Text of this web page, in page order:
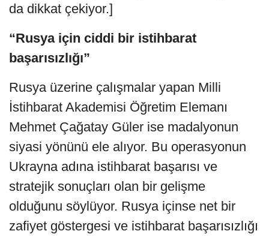
da dikkat çekiyor.]
“Rusya için ciddi bir istihbarat
başarısızlığı”
Rusya üzerine çalışmalar yapan Milli
İstihbarat Akademisi Öğretim Elemanı
Mehmet Çağatay Güler ise madalyonun
siyasi yönünü ele alıyor. Bu operasyonun
Ukrayna adına istihbarat başarısı ve
stratejik sonuçları olan bir gelişme
olduğunu söylüyor. Rusya içinse net bir
zafiyet göstergesi ve istihbarat başarısızlığı